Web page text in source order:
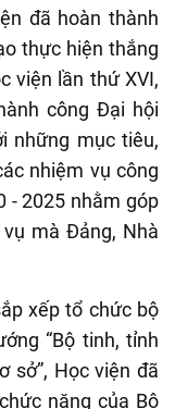
đã hoàn thành
thực hiện thắng
viện lần thứ XVI,
công Đại hội
những mục tiêu,
nhiệm vụ công
- 2025 nhằm góp
mà Đảng, Nhà
xếp tổ chức bộ
“Bộ tinh, tỉnh
sở”, Học viện đã
năng của Bộ